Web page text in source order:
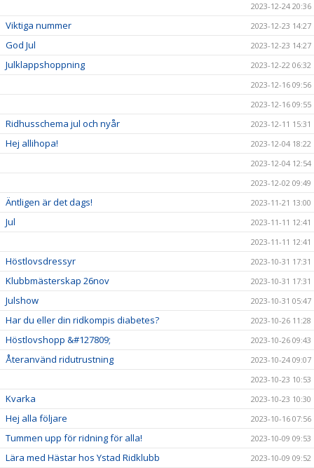
2023-12-24 20:36
Viktiga nummer 2023-12-23 14:27
God Jul 2023-12-23 14:27
Julklappshoppning
2023-12-22 06:32
2023-12-16 09:56
2023-12-16 09:55
Ridhusschema jul och nyår 2023-12-11 15:31
Hej allihopa!
2023-12-04 18:22
2023-12-04 12:54
2023-12-02 09:49
Äntligen är det dags! 2023-11-21 13:00
Jul
2023-11-11 12:41
2023-11-11 12:41
Höstlovsdressyr 2023-10-31 17:31
Klubbmästerskap 26nov 2023-10-31 17:31
Julshow 2023-10-31 05:47
Har du eller din ridkompis diabetes? 2023-10-26 11:28
Höstlovshopp &#127809; 2023-10-26 09:43
Återanvänd ridutrustning
2023-10-24 09:07
2023-10-23 10:53
Kvarka 2023-10-23 10:30
Hej alla följare 2023-10-16 07:56
Tummen upp för ridning för alla! 2023-10-09 09:53
Lära med Hästar hos Ystad Ridklubb 2023-10-09 09:52